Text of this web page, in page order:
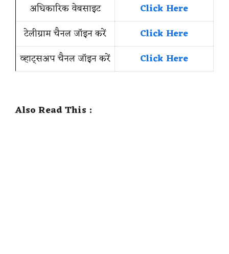
अधिकारिक वेबसाइट
Click Here
टेलीग्राम चैनल जॉइन करें
Click Here
व्हाट्सअप चैनल जॉइन करें
Click Here
Also Read This :